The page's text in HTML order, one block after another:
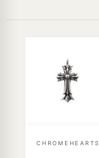
CHROMEHEARTS